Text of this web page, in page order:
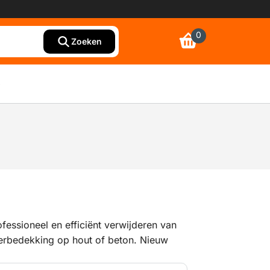
Zoeken
0
en efficiënt verwijderen van
op hout of beton. Nieuw